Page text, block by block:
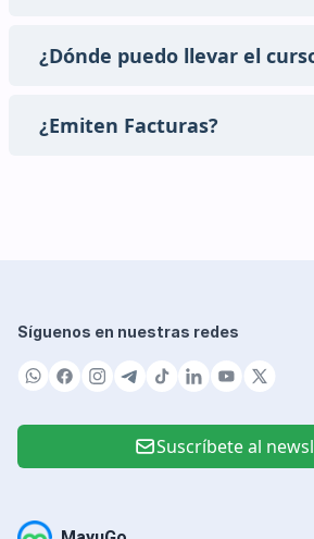
¿Dónde puedo llevar el
¿Emiten Facturas?
Síguenos en nuestras redes
Suscríbete al